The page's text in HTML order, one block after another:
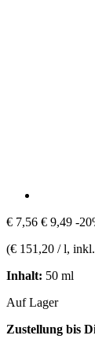
€ 7,56 € 9,49 -
(€ 151,20 / l,
Inhalt: 50 ml
Auf Lager
Zustellung bis